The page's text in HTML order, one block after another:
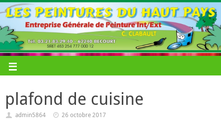
plafond de cuisine
admin5864
26 octobre 2017